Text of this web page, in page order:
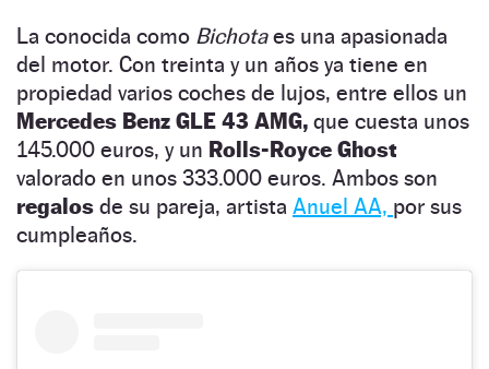
La conocida como Bichotaes una apasionada
del motor. Con treinta y un años ya tiene en
propiedad varios coches de lujos, entre ellos un
Mercedes Benz GLE 43 AMG, que cuesta unos
145.000 euros, y un Rolls-Royce Ghost
valorado en unos 333.000 euros. Ambos son
regalos de su pareja, artista Anuel AA, por sus
cumpleaños.